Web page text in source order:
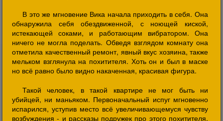
В это же мгновение Вика начала приходить в себя. Она
обнаружила себя обездвиженной, с ноющей киской,
истекающей соками, и работающим вибратором. Она
ничего не могла поделать. Обведя взглядом комнату она
отметила качественный ремонт, явный вкус хозяина, также
мельком взглянула на похитителя. Хоть он и был в маске
но всё равно было видно накаченная, красивая фигура.
Такой человек, в такой квартире не мог быть ни
убийцей, ни маньяком. Первоначальный испуг мгновенно
испарился, уступив место всё увеличивающемуся чувству
возбуждения - и рассказы подружек про этого похитителя,